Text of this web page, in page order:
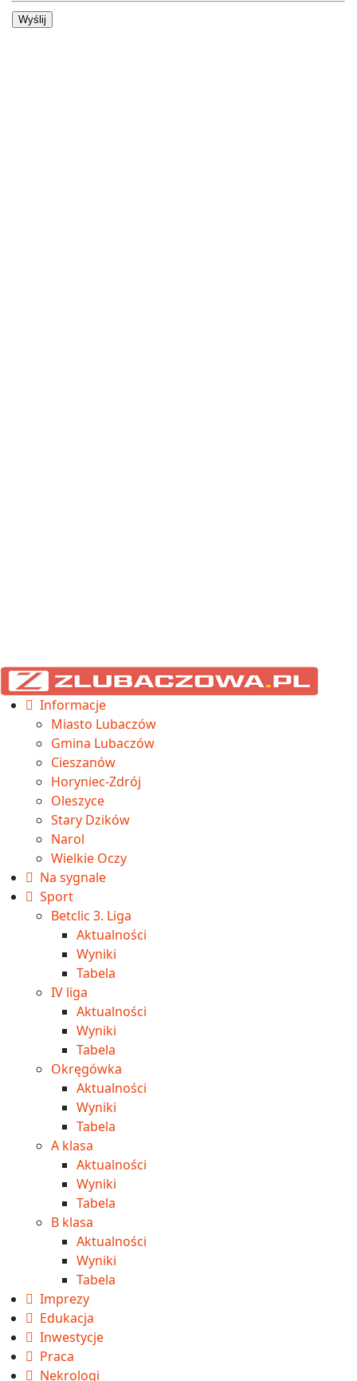
Wyślij
Informacje
Miasto Lubaczów
Gmina Lubaczów
Cieszanów
Horyniec-Zdrój
Oleszyce
Stary Dzików
Narol
Wielkie Oczy
Na sygnale
Sport
Betclic 3. Liga
Aktualności
Wyniki
Tabela
IV liga
Aktualności
Wyniki
Tabela
Okręgówka
Aktualności
Wyniki
Tabela
A klasa
Aktualności
Wyniki
Tabela
B klasa
Aktualności
Wyniki
Tabela
Imprezy
Edukacja
Inwestycje
Praca
Nekrologi